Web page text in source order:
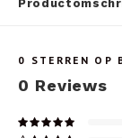
0 STERREN OP
0 Reviews